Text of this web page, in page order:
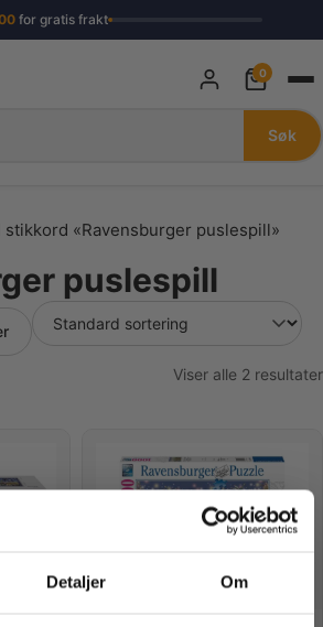
Detaljer Om
for gratis frakt
Søk
0
«Ravensburger puslespill»
puslespill
Viser alle 2 resultater